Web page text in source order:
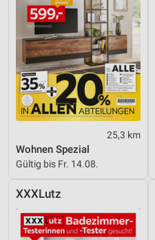
25,3 km
Wohnen Spezial
Gültig bis Fr. 14.08.
XXXLutz